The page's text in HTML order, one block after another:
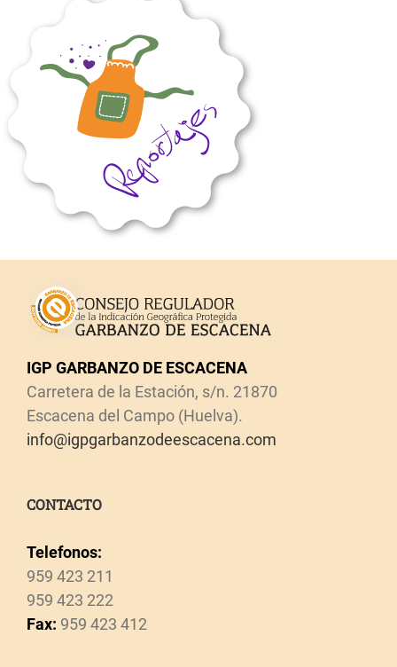
IGP GARBANZO DE ESCACENA
Carretera de la Estación, s/n. 21870
Escacena del Campo (Huelva).
info@igpgarbanzodeescacena.com
CONTACTO
Telefonos:
959 423 211
959 423 222
Fax: 959 423 412